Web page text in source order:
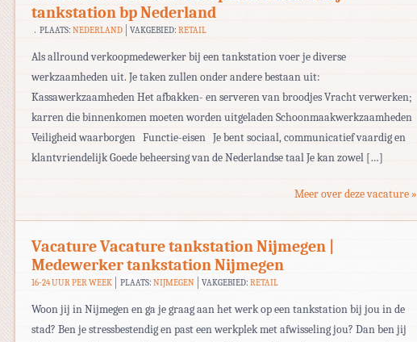
tankstation bp Nederland
PLAATS: NEDERLAND VAKGEBIED:RETAIL
Als allround verkoopmedewerker bij een tankstation voer je diverse
werkzaamheden uit. Je taken zullen onder andere bestaan uit:
Kassawerkzaamheden Het afbakken- en serveren van broodjes Vracht verwerken;
karren die binnenkomen moeten worden uitgeladen Schoonmaakwerkzaamheden
Veiligheid waarborgen Functie-eisen Je bent sociaal, communicatief vaardig en
klantvriendelijk Goede beheersing van de Nederlandse taal Je kan zowel […]
Meer over deze vacature »
Vacature Vacature tankstation Nijmegen |
Medewerker tankstation Nijmegen
16-24 UUR PER WEEK PLAATS: NIJMEGEN VAKGEBIED:RETAIL
Woon jij in Nijmegen en ga je graag aan het werk op een tankstation bij jou in de
stad? Ben je stressbestendig en past een werkplek met afwisseling jou? Dan ben jij